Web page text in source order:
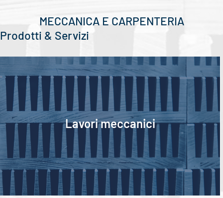
MECCANICA E CARPENTERIA
Prodotti & Servizi
Mechanical works 4
Lavori meccanici